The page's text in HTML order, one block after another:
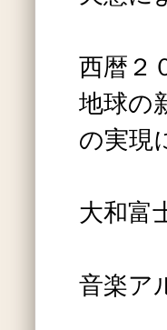
西暦２
地球の
の実現
大和富
音楽ア